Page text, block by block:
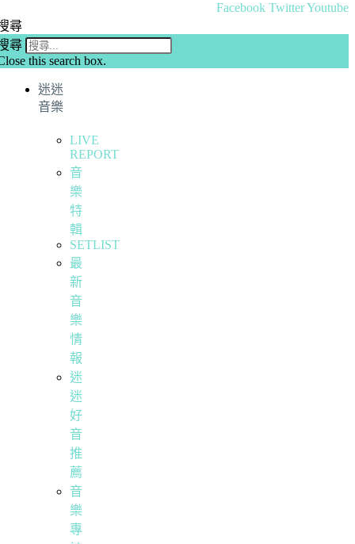
Facebook TwitterYoutube
尋
尋
this search box.
迷迷
音樂
LIVE
REPORT
音
樂
特
輯
SETLIST
最
新
音
樂
情
報
迷
迷
好
音
推
薦
音
樂
專